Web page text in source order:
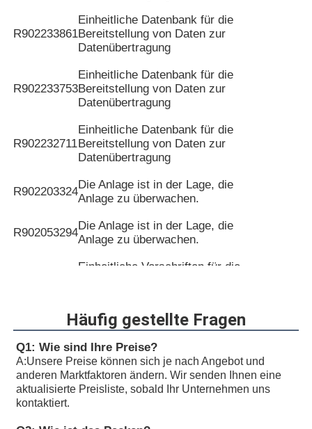
R902233861
Einheitliche Datenbank für die
Bereitstellung von Daten zur
Datenübertragung
R902233753
Einheitliche Datenbank für die
Bereitstellung von Daten zur
Datenübertragung
R902232711
Einheitliche Datenbank für die
Bereitstellung von Daten zur
Datenübertragung
R902203324
Die Anlage ist in der Lage, die
Anlage zu überwachen.
R902053294
Die Anlage ist in der Lage, die
Anlage zu überwachen.
Einheitliche Vorschriften für die
R902088259
Einheitliche Vorschriften für die
Verwendung von Kraftfahrzeugen
und Kraftfahrzeugen
R902201739
Einheitliche Vorschriften für die
Verwendung von Kraftfahrzeugen
Häufig gestellte Fragen
Q1: Wie sind Ihre Preise?
A:Unsere Preise können sich je nach Angebot und
anderen Marktfaktoren ändern. Wir senden Ihnen eine
aktualisierte Preisliste, sobald Ihr Unternehmen uns
kontaktiert.